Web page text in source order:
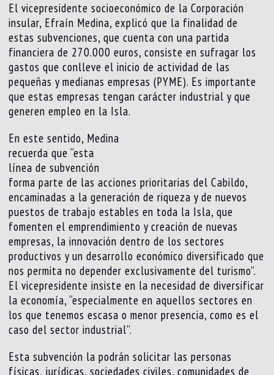
El vicepresidente socioeconómico de la Corporación
insular, Efraín Medina, explicó que la finalidad de
estas subvenciones, que cuenta con una partida
financiera de 270.000 euros, consiste en sufragar los
gastos que conlleve el inicio de actividad de las
pequeñas y medianas empresas (PYME). Es importante
que estas empresas tengan carácter industrial y que
generen empleo en la Isla.
En este sentido, Medina
recuerda que “esta
línea de subvención
forma parte de las acciones prioritarias del Cabildo,
encaminadas a la generación de riqueza y de nuevos
puestos de trabajo estables en toda la Isla, que
fomenten el emprendimiento y creación de nuevas
empresas, la innovación dentro de los sectores
productivos y un desarrollo económico diversificado que
nos permita no depender exclusivamente del turismo”.
El vicepresidente insiste en la necesidad de diversificar
la economía, “especialmente en aquellos sectores en
los que tenemos escasa o menor presencia, como es el
caso del sector industrial”.
Esta subvención la podrán solicitar las personas
físicas, jurídicas, sociedades civiles, comunidades de